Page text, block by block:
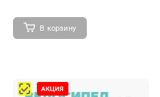
В корзину